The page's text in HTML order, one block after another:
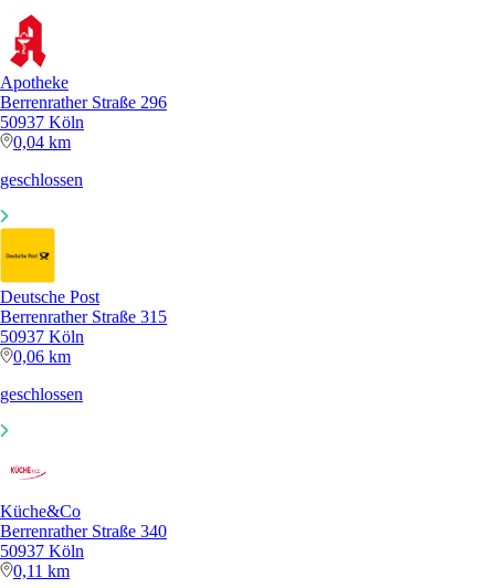
Apotheke
Berrenrather Straße 296
50937 Köln
0,04 km
geschlossen
Deutsche Post
Berrenrather Straße 315
50937 Köln
0,06 km
geschlossen
Küche&Co
Berrenrather Straße 340
50937 Köln
0,11 km